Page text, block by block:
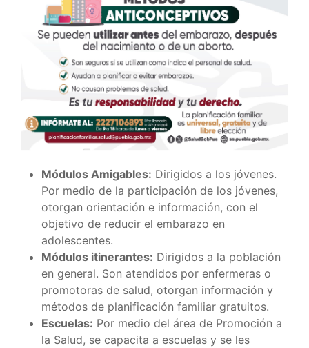
Módulos Amigables: Dirigidos a los jóvenes.
Por medio de la participación de los jóvenes,
otorgan orientación e información, con el
objetivo de reducir el embarazo en
adolescentes.
Módulos itinerantes: Dirigidos a la población
en general. Son atendidos por enfermeras o
promotoras de salud, otorgan información y
métodos de planificación familiar gratuitos.
Escuelas: Por medio del área de Promoción a
la Salud, se capacita a escuelas y se les